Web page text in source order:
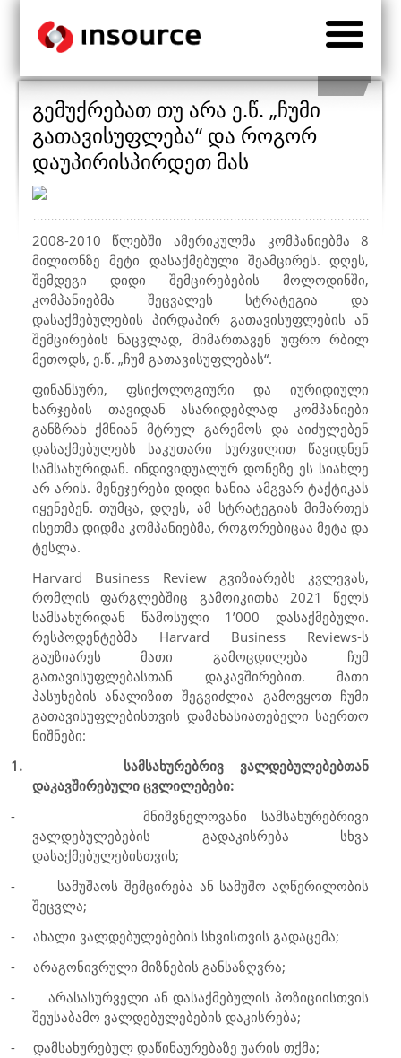
გემუქრებათ თუ არა ე.წ. „ჩუმი
გათავისუფლება“ და როგორ
დაუპირისპირდეთ მას
2008-2010 წლებში ამერიკულმა კომპანიებმა 8
მილიონზე მეტი დასაქმებული შეამცირეს. დღეს,
შემდეგი დიდი შემცირებების მოლოდინში,
კომპანიებმა შეცვალეს სტრატეგია და
დასაქმებულების პირდაპირ გათავისუფლების ან
შემცირების ნაცვლად, მიმართავენ უფრო რბილ
მეთოდს, ე.წ. „ჩუმ გათავისუფლებას“.
ფინანსური, ფსიქოლოგიური და იურიდიული
ხარჯების თავიდან ასარიდებლად კომპანიები
განზრახ ქმნიან მტრულ გარემოს და აიძულებენ
დასაქმებულებს საკუთარი სურვილით წავიდნენ
სამსახურიდან. ინდივიდუალურ დონეზე ეს სიახლე
არ არის. მენეჯერები დიდი ხანია ამგვარ ტაქტიკას
იყენებენ. თუმცა,დღეს, ამ სტრატეგიას მიმართეს
ისეთმა დიდმა კომპანიებმა, როგორებიცაა მეტა და
ტესლა.
Harvard Business Review
გვიზიარებს კვლევას,
რომლის ფარგლებშიც გამოიკითხა 2021 წელს
სამსახურიდან წამოსული 1’000 დასაქმებული.
რესპოდენტებმა Harvard Business Reviews-ს
გაუზიარეს მათი გამოცდილება ჩუმ
გათავისუფლებასთან დაკავშირებით. მათი
პასუხების ანალიზით შეგვიძლია გამოვყოთ ჩუმი
გათავისუფლებისთვის დამახასიათებელი საერთო
ნიშნები:
1.
სამსახურებრივ ვალდებულებებთან
დაკავშირებული ცვლილებები:
-
მნიშვნელოვანი სამსახურებრივი
ვალდებულებების გადაკისრება სხვა
დასაქმებულებისთვის;
-
სამუშაოს შემცირება ან სამუშო აღწერილობის
შეცვლა;
-
ახალი ვალდებულებების სხვისთვის გადაცემა;
-
არაგონივრული მიზნების განსაზღვრა;
-
არასასურველი ან დასაქმებულის პოზიციისთვის
შეუსაბამო ვალდებულებების დაკისრება;
-
დამსახურებულ დაწინაურებაზე უარის თქმა;